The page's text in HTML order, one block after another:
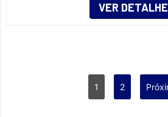
VER
1 2